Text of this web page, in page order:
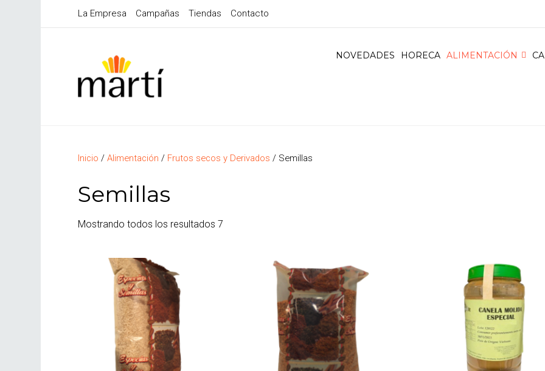
La Empresa Campañas Tiendas Contacto
NOVEDADES HORECA ALIMENTACIÓN
Inicio / Alimentación / Frutos secos y Derivados / Semillas
Semillas
Mostrando todos los resultados 7